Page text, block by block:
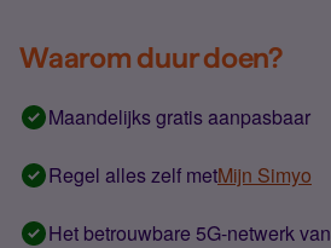
Waarom duur doen?
Maandelijks gratis aanpasbaar
Regel alles zelf metMijn Simyo
Het betrouwbare 5G-netwerk van